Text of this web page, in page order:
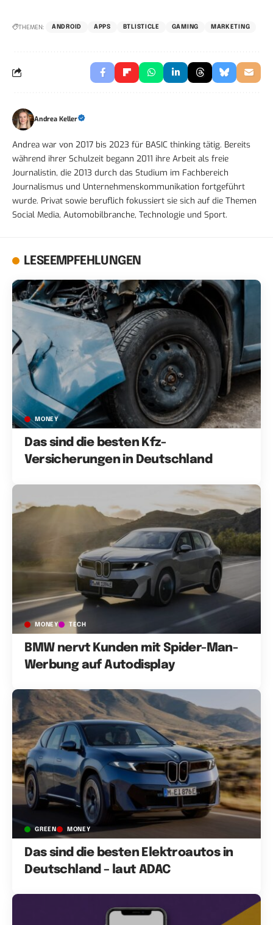
THEMEN: ANDROID APPS BTLISTICLE GAMING MARKETING
Andrea Keller
Andrea war von 2017 bis 2023 für BASIC thinking tätig. Bereits
während ihrer Schulzeit begann 2011 ihre Arbeit als freie
Journalistin, die 2013 durch das Studium im Fachbereich
Journalismus und Unternehmenskommunikation fortgeführt
wurde. Privat sowie beruflich fokussiert sie sich auf die Themen
Social Media, Automobilbranche, Technologie und Sport.
LESEEMPFEHLUNGEN
MONEY
Das sind die besten Kfz-
Versicherungen in Deutschland
MONEY TECH
BMW nervt Kunden mit Spider-Man-
Werbung auf Autodisplay
GREEN MONEY
Das sind die besten Elektroautos in
Deutschland – laut ADAC